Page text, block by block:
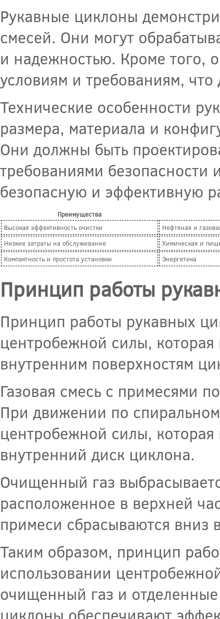
Рукавные циклоны
смесей. Они могут
и надежностью. Кроме того,
условиям и требованиям,
Технические особенности
размера, материала и
Они должны быть
требованиями безопасности
безопасную и эффективную
Преимущества
Высокая эффективность очистки
Нефтяная и
Низкие затраты на обслуживание
Химическая и
Компактность и простота установки
Энергетика
Принцип работы
Принцип работы рукавных
центробежной силы,
внутренним поверхностям
Газовая смесь с примесями
При движении по
центробежной силы, которая
внутренний диск циклона.
Очищенный газ
расположенное в верхней
примеси сбрасываются вниз
Таким образом, принцип
использовании
очищенный газ и
циклоны обеспечивают